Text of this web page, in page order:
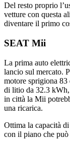
Del resto proprio
vetture con questa
diventare il primo
SEAT Mii
La prima auto
lancio sul mercato.
motore sprigiona
di litio da 32.3 kWh,
in città la Mii
una ricarica.
Ottima la capacità
con il piano che